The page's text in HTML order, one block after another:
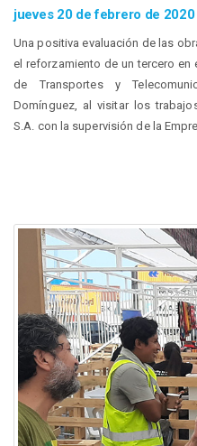
jueves 20 de febrero de 2020
Una positiva evaluación de las
el reforzamiento de un tercero en
de Transportes y
Domínguez, al visitar los
S.A. con la supervisión de la